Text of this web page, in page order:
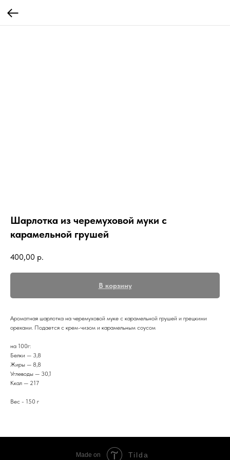
Шарлотка из черемуховой муки с
карамельной грушей
400,00 р.
В корзину
Ароматная шарлотка на черемуховой муке с карамельной грушей и грецкими
орехами. Подается с крем-чизом и карамельным соусом
на 100г:
Белки — 3,8
Жиры — 8,8
Углеводы — 30,1
Ккал — 217
Вес - 150 г
Made on Tilda